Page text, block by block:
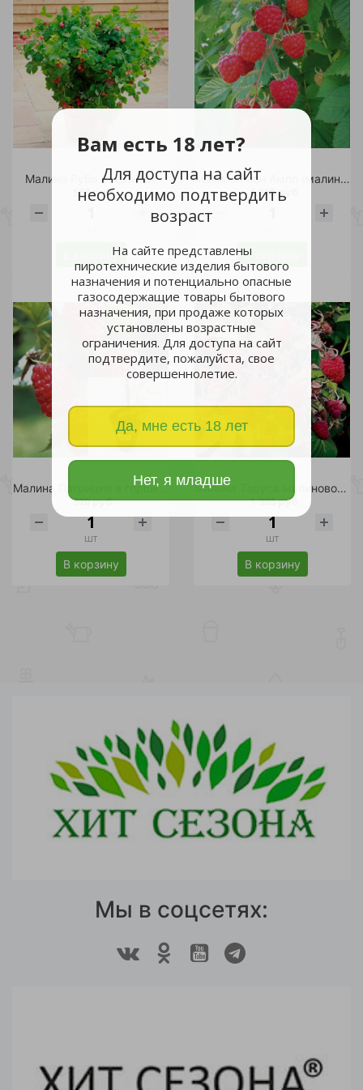
Вам есть 18 лет?
Для доступа на сайт
необходимо подтвердить
возраст
На сайте представлены
пиротехнические изделия бытового
назначения и потенциально опасные
газосодержащие товары бытового
назначения, при продаже которых
установлены возрастные
ограничения. Для доступа на сайт
подтвердите, пожалуйста, свое
совершеннолетие.
Да, мне есть 18 лет
Нет, я младше
Малина Руби Бьюти 1шт
553 руб.
В корзину
Малина Глен Ампл (малиновое дерево) С3 1шт
1 385 руб.
В корзину
Малина Патриция в горшке 2л/1шт
520 руб.
шт
В корзину
Малина Таруса малиновое дерево С3 020-040 1 шт
1 385 руб.
шт
В корзину
Мы в соцсетях: